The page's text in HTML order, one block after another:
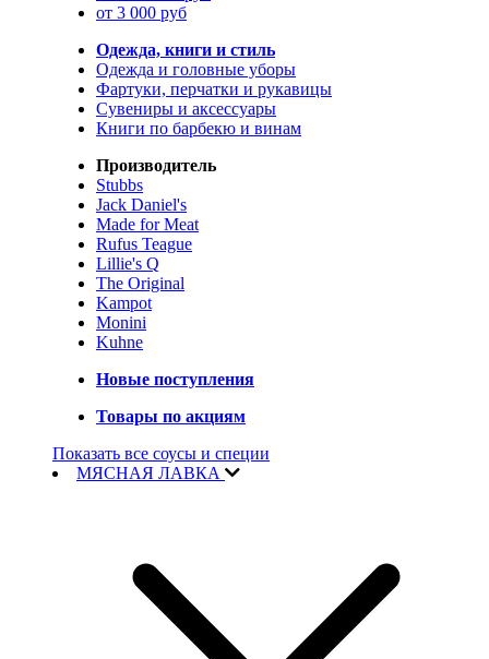
от 3 000 руб
Одежда, книги и стиль
Одежда и головные уборы
Фартуки, перчатки и рукавицы
Сувениры и аксессуары
Книги по барбекю и винам
Производитель
Stubbs
Jack Daniel's
Made for Meat
Rufus Teague
Lillie's Q
The Original
Kampot
Monini
Kuhne
Новые поступления
Товары по акциям
Показать все соусы и специи
МЯСНАЯ ЛАВКА